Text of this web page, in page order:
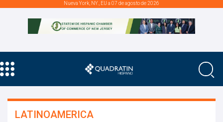
Nueva York, NY., EU a 07 de agosto de 2026
LATINOAMERICA